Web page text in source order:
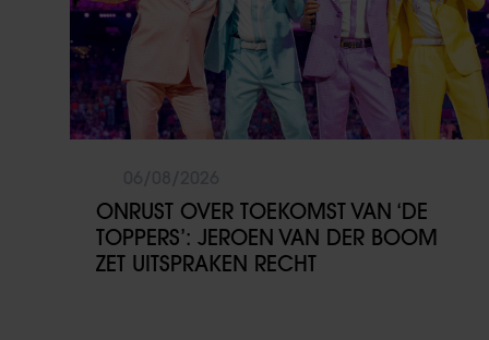
ONRUST OVER TOEKOMST VAN ‘DE
TOPPERS’: JEROEN VAN DER BOOM
ZET UITSPRAKEN RECHT